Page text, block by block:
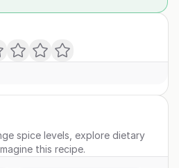
spice levels, explore dietary
this recipe.